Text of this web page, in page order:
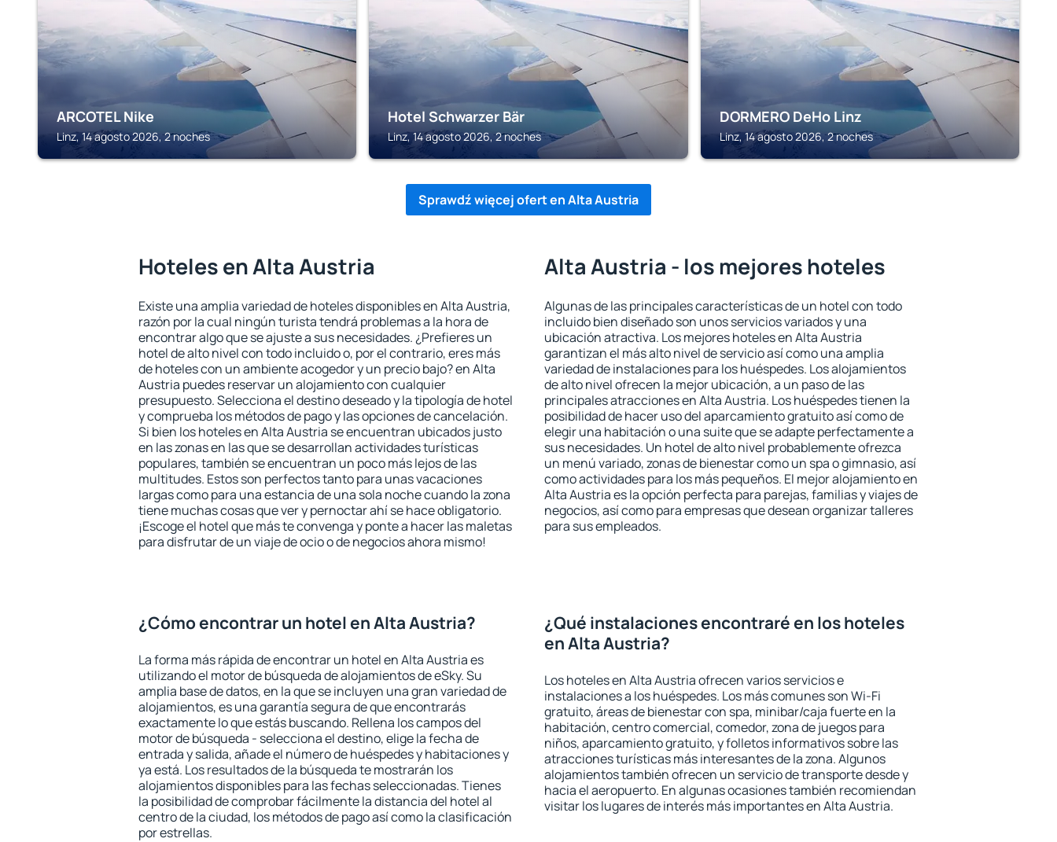
ARCOTEL Nike
Linz, 14 agosto 2026, 2 noches
Hotel Schwarzer Bär
Linz, 14 agosto 2026, 2 noches
DORMERO DeHo Linz
Linz, 14 agosto 2026, 2 noches
Sprawdź więcej ofert en Alta Austria
Hoteles en Alta Austria
Existe una amplia variedad de hoteles disponibles en Alta Austria,
razón por la cual ningún turista tendrá problemas a la hora de
encontrar algo que se ajuste a sus necesidades. ¿Prefieres un
hotel de alto nivel con todo incluido o, por el contrario, eres más
de hoteles con un ambiente acogedor y un precio bajo? en Alta
Austria puedes reservar un alojamiento con cualquier
presupuesto. Selecciona el destino deseado y la tipología de hotel
y comprueba los métodos de pago y las opciones de cancelación.
Si bien los hoteles en Alta Austria se encuentran ubicados justo
en las zonas en las que se desarrollan actividades turísticas
populares, también se encuentran un poco más lejos de las
multitudes. Estos son perfectos tanto para unas vacaciones
largas como para una estancia de una sola noche cuando la zona
tiene muchas cosas que ver y pernoctar ahí se hace obligatorio.
¡Escoge el hotel que más te convenga y ponte a hacer las maletas
para disfrutar de un viaje de ocio o de negocios ahora mismo!
Alta Austria - los mejores hoteles
Algunas de las principales características de un hotel con todo
incluido bien diseñado son unos servicios variados y una
ubicación atractiva. Los mejores hoteles en Alta Austria
garantizan el más alto nivel de servicio así como una amplia
variedad de instalaciones para los huéspedes. Los alojamientos
de alto nivel ofrecen la mejor ubicación, a un paso de las
principales atracciones en Alta Austria. Los huéspedes tienen la
posibilidad de hacer uso del aparcamiento gratuito así como de
elegir una habitación o una suite que se adapte perfectamente a
sus necesidades. Un hotel de alto nivel probablemente ofrezca
un menú variado, zonas de bienestar como un spa o gimnasio, así
como actividades para los más pequeños. El mejor alojamiento en
Alta Austria es la opción perfecta para parejas, familias y viajes de
negocios, así como para empresas que desean organizar talleres
para sus empleados.
¿Cómo encontrar un hotel en Alta Austria?
La forma más rápida de encontrar un hotel en Alta Austria es
utilizando el motor de búsqueda de alojamientos de eSky. Su
amplia base de datos, en la que se incluyen una gran variedad de
alojamientos, es una garantía segura de que encontrarás
exactamente lo que estás buscando. Rellena los campos del
motor de búsqueda - selecciona el destino, elige la fecha de
entrada y salida, añade el número de huéspedes y habitaciones y
ya está. Los resultados de la búsqueda te mostrarán los
alojamientos disponibles para las fechas seleccionadas. Tienes
la posibilidad de comprobar fácilmente la distancia del hotel al
centro de la ciudad, los métodos de pago así como la clasificación
por estrellas.
¿Qué instalaciones encontraré en los hoteles
en Alta Austria?
Los hoteles en Alta Austria ofrecen varios servicios e
instalaciones a los huéspedes. Los más comunes son Wi-Fi
gratuito, áreas de bienestar con spa, minibar/caja fuerte en la
habitación, centro comercial, comedor, zona de juegos para
niños, aparcamiento gratuito, y folletos informativos sobre las
atracciones turísticas más interesantes de la zona. Algunos
alojamientos también ofrecen un servicio de transporte desde y
hacia el aeropuerto. En algunas ocasiones también recomiendan
visitar los lugares de interés más importantes en Alta Austria.